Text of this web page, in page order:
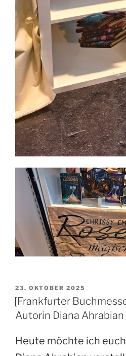
VERÖFFENTLICHT
AM
23. OKTOBER 2025
[Frankfurter
Autorin Diana Ahrabian
Heute möchte ich